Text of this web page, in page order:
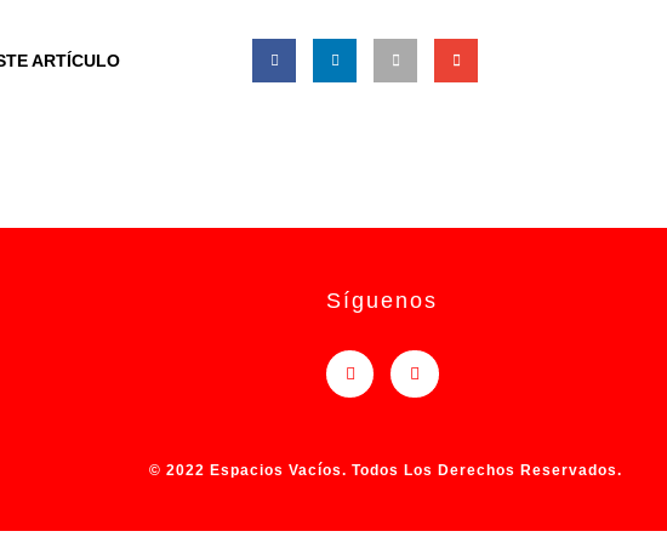
ARTÍCULO
Síguenos
© 2022 Espacios Vacíos. Todos Los Derechos Reservados.